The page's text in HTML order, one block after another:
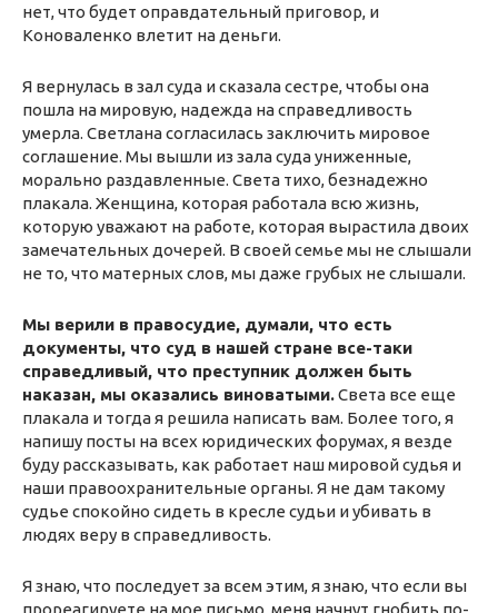
нет, что будет оправдательный приговор, и
Коноваленко влетит на деньги.
Я вернулась в зал суда и сказала сестре, чтобы она
пошла на мировую, надежда на справедливость
умерла. Светлана согласилась заключить мировое
соглашение. Мы вышли из зала суда униженные,
морально раздавленные. Света тихо, безнадежно
плакала. Женщина, которая работала всю жизнь,
которую уважают на работе, которая вырастила двоих
замечательных дочерей. В своей семье мы не слышали
не то, что матерных слов, мы даже грубых не слышали.
Мы верили в правосудие, думали, что есть
документы, что суд в нашей стране все-таки
справедливый, что преступник должен быть
наказан, мы оказались виноватыми.Света все еще
плакала и тогда я решила написать вам. Более того, я
напишу посты на всех юридических форумах, я везде
буду рассказывать, как работает наш мировой судья и
наши правоохранительные органы. Я не дам такому
судье спокойно сидеть в кресле судьи и убивать в
людях веру в справедливость.
Я знаю, что последует за всем этим, я знаю, что если вы
прореагируете на мое письмо, меня начнут гнобить по-